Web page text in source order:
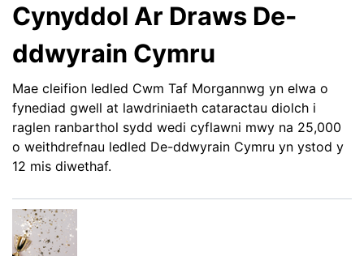
Cynyddol Ar Draws De-
ddwyrain Cymru
Mae cleifion ledled Cwm Taf Morgannwg yn elwa o
fynediad gwell at lawdriniaeth cataractau diolch i
raglen ranbarthol sydd wedi cyflawni mwy na 25,000
o weithdrefnau ledled De-ddwyrain Cymru yn ystod y
12 mis diwethaf.